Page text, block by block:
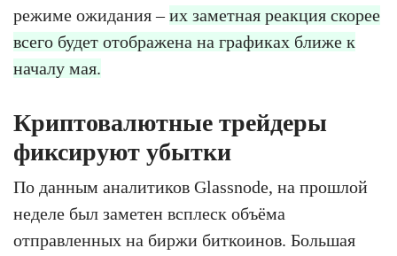
режиме ожидания –их заметная реакция скорее
всего будет отображена на графиках ближе к
началу мая.
Криптовалютные трейдеры
фиксируют убытки
По данным аналитиков Glassnode, на прошлой
неделе был заметен всплеск объёма
отправленных на биржи биткоинов. Большая